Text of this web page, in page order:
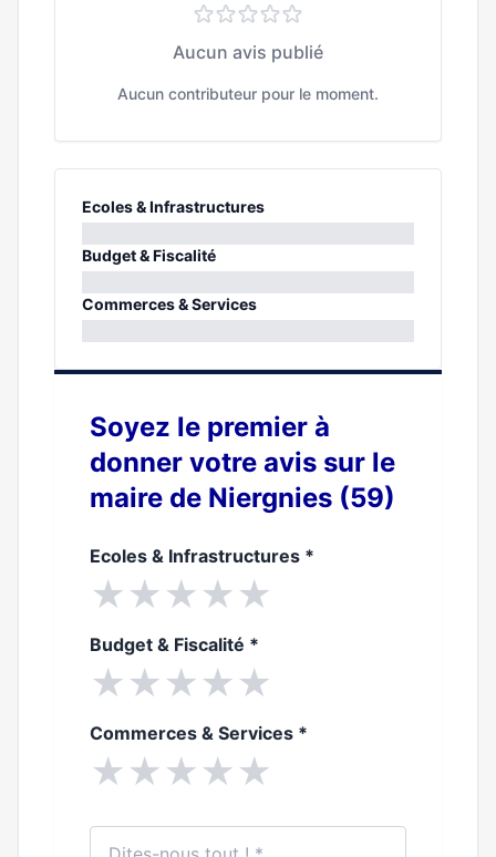
Aucun avis publié
Aucun contributeur pour le moment.
Ecoles & Infrastructures
0%
Budget & Fiscalité
0%
Commerces & Services
Soyez le premier à
donner votre avis sur le
maire de Niergnies (59)
Ecoles & Infrastructures *
★★★★★
Budget & Fiscalité *
★★★★★
Commerces & Services *
★★★★★